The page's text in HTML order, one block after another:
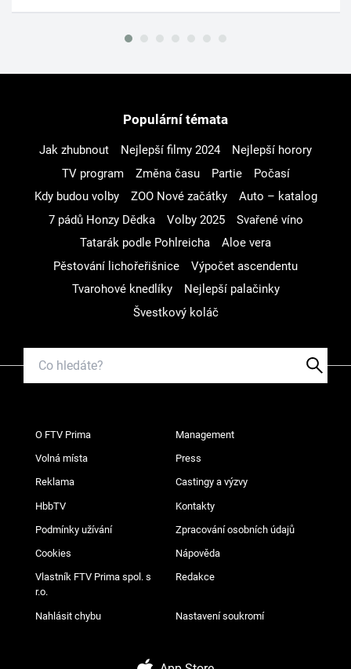
Populární témata
Jak zhubnout Nejlepší filmy 2024
Nejlepší horory
TV program
Změna času Partie
Počasí
Kdy budou volby
ZOO Nové začátky
Auto – katalog
7 pádů Honzy Dědka
Volby 2025
Svařené víno
Tatarák podle Pohlreicha
Aloe vera
Pěstování lichořeřišnice
Výpočet ascendentu
Tvarohové knedlíky
Nejlepší palačinky
Švestkový koláč
O FTV Prima Management
Volná místa Press
Reklama Castingy a výzvy
HbbTV Kontakty
Podmínky užívání Zpracování osobních údajů
Cookies Nápověda
Vlastník FTV Prima spol. s
r.o.
Redakce
Nahlásit chybu Nastavení soukromí